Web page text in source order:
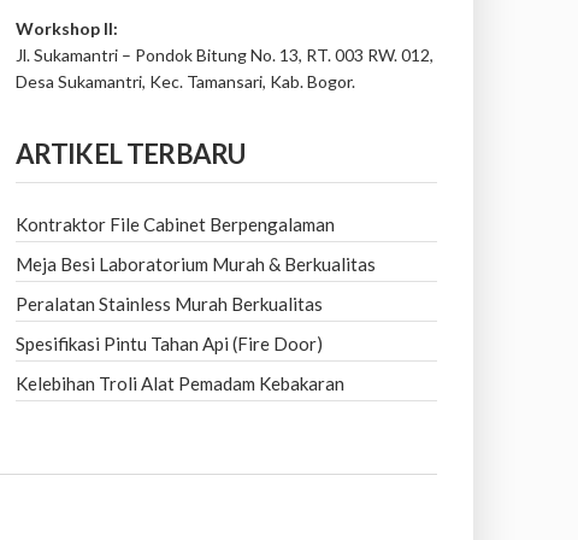
Workshop II:
Jl. Sukamantri – Pondok Bitung No. 13, RT. 003 RW. 012,
Desa Sukamantri, Kec. Tamansari, Kab. Bogor.
ARTIKEL TERBARU
Kontraktor File Cabinet Berpengalaman
Meja Besi Laboratorium Murah & Berkualitas
Peralatan Stainless Murah Berkualitas
Spesifikasi Pintu Tahan Api (Fire Door)
Kelebihan Troli Alat Pemadam Kebakaran